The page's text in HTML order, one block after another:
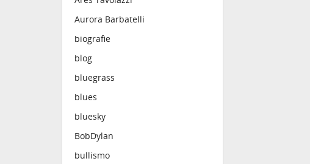
Aurora Barbatelli
biografie
blog
bluegrass
blues
bluesky
BobDylan
bullismo